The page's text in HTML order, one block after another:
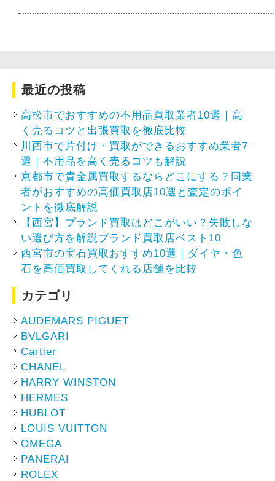
最近の投稿
高松市でおすすめの不用品買取業者10選｜高
く売るコツと出張買取を徹底比較
川西市で片付け・買取ができるおすすめ業者7
選｜不用品を高く売るコツも解説
京都市で貴金属買取するならどこにする？同業
者がおすすめの高価買取店10選と査定のポイ
ントを徹底解説
【西宮】ブランド買取はどこがいい？失敗しな
い選び方を解説ブランド買取店ベスト10
西宮市の宝石買取おすすめ10選｜ダイヤ・色
石を高価買取してくれる店舗を比較
カテゴリ
AUDEMARS PIGUET
BVLGARI
Cartier
CHANEL
HARRY WINSTON
HERMES
HUBLOT
LOUIS VUITTON
OMEGA
PANERAI
ROLEX